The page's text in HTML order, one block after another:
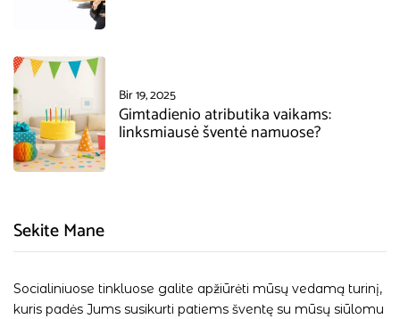
Bir 19, 2025
Gimtadienio atributika vaikams:
linksmiausė šventė namuose?
Sekite Mane
Socialiniuose tinkluose galite apžiūrėti mūsų vedamą turinį,
kuris padės Jums susikurti patiems šventę su mūsų siūlomu